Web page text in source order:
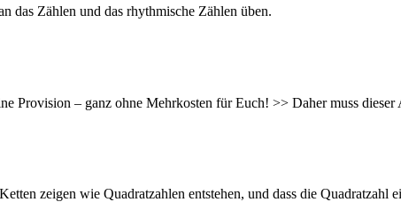
das Zählen und das rhythmische Zählen üben.
– ganz ohne Mehrkosten für Euch! >> Daher muss dieser
zeigen wie Quadratzahlen entstehen, und dass die Quadratzahl